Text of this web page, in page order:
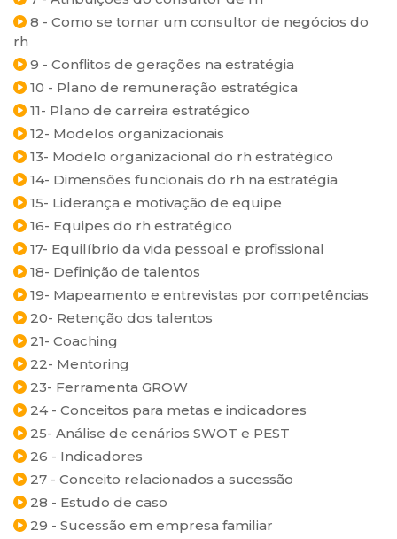
8 - Como se tornar um consultor de negócios do
rh
9 - Conflitos de gerações na estratégia
10 - Plano de remuneração estratégica
11- Plano de carreira estratégico
12- Modelos organizacionais
13- Modelo organizacional do rh estratégico
14- Dimensões funcionais do rh na estratégia
15- Liderança e motivação de equipe
16- Equipes do rh estratégico
17- Equilíbrio da vida pessoal e profissional
18- Definição de talentos
19- Mapeamento e entrevistas por competências
20- Retenção dos talentos
21- Coaching
22- Mentoring
23- Ferramenta GROW
24 - Conceitos para metas e indicadores
25- Análise de cenários SWOT e PEST
26 - Indicadores
27 - Conceito relacionados a sucessão
28 - Estudo de caso
29 - Sucessão em empresa familiar